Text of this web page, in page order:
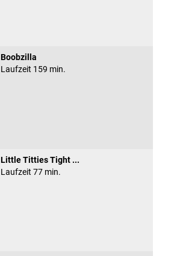
Boobzilla
Laufzeit 159 min.
Little Titties Tight ...
Laufzeit 77 min.